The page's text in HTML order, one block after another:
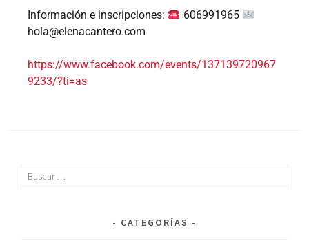
Información e inscripciones:
606991965
hola@elenacantero.com
https://www.facebook.com/events/137139720967
9233/?ti=as
CATEGORÍAS